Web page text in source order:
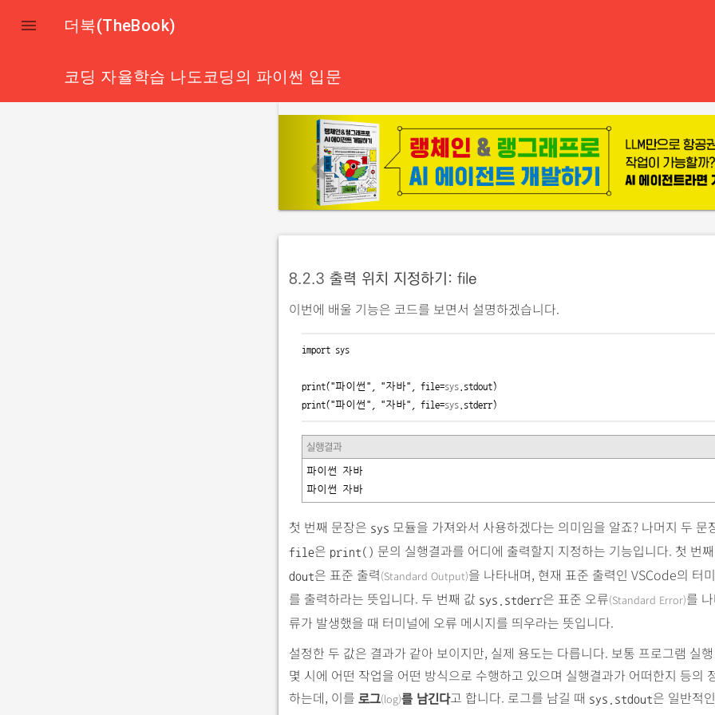
 더북(TheBook)
코딩 자율학습 나도코딩의 파이썬 입문
p
r
e
v
i
o
s
8.2.3 출력 위치 지정하기: file
이번에 배울 기능은 코드를 보면서 설명하겠습니다.
import sys
print( "파이썬" "자바" , file=sys.stdout)
print( "파이썬" "자바" , file=sys.stderr)
실행결과
파이썬 자바
파이썬 자바
첫 번째 문장은 sys 모듈을 가져와서 사용하겠다는 의미임을 알죠? 나머지 두 문
file은 print() 문의 실행결과를 어디에 출력할지 지정하는 기능입니다. 첫 번
dout은 표준 출력(Standard Output)을 나타내며, 현재 표준 출력인 VSCode의 터
를 출력하라는 뜻입니다. 두 번째 값 sys.stderr은 표준 오류(Standard Error)를
류가 발생했을 때 터미널에 오류 메시지를 띄우라는 뜻입니다.
설정한 두 값은 결과가 같아 보이지만, 실제 용도는 다릅니다. 보통 프로그램 실
몇 시에 어떤 작업을 어떤 방식으로 수행하고 있으며 실행결과가 어떠한지 등의
하는데, 이를 로그(log)를 남긴다고 합니다. 로그를 남길 때 sys.stdout은 일반적